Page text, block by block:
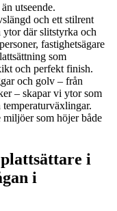
utseende.
och ett stilrent
där slitstyrka och
fastighetsägare
som
och perfekt finish.
och golv – från
– skapar vi ytor som
som höjer både
i
i